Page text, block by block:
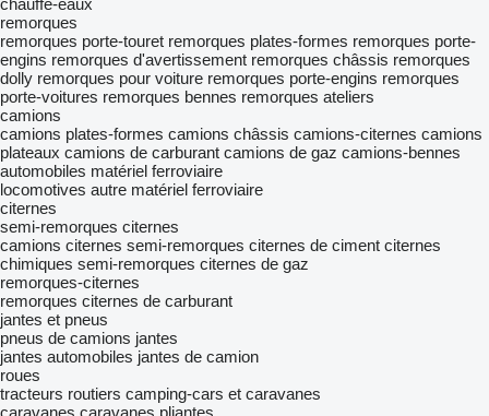
chauffe-eaux
remorques
remorques porte-touret remorques plates-formes remorques porte-
engins remorques d'avertissement remorques châssis remorques
dolly remorques pour voiture remorques porte-engins remorques
porte-voitures remorques bennes remorques ateliers
camions
camions plates-formes camions châssis camions-citernes camions
plateaux camions de carburant camions de gaz camions-bennes
automobiles matériel ferroviaire
locomotives autre matériel ferroviaire
citernes
semi-remorques citernes
camions citernes semi-remorques citernes de ciment citernes
chimiques semi-remorques citernes de gaz
remorques-citernes
remorques citernes de carburant
jantes et pneus
pneus de camions jantes
jantes automobiles jantes de camion
roues
tracteurs routiers camping-cars et caravanes
caravanes caravanes pliantes